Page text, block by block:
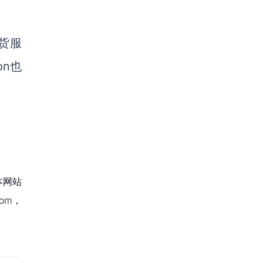
服
也
网站
，